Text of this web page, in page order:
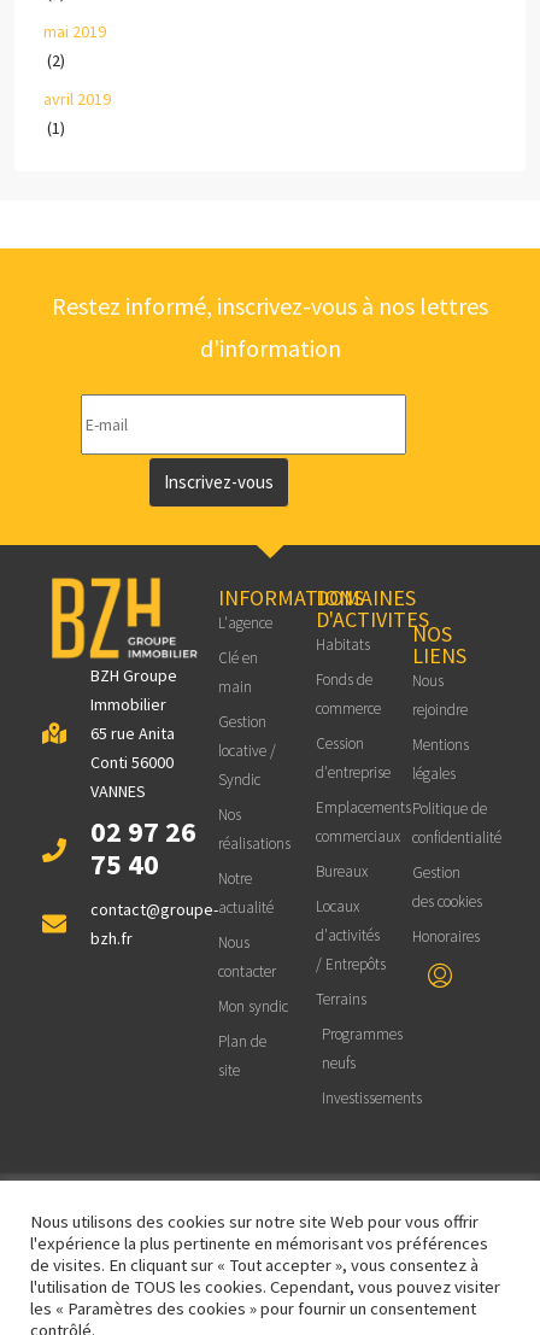
mai 2019
(2)
avril 2019
(1)
Restez informé, inscrivez-vous à nos lettres
d'information
Inscrivez-vous
BZH Groupe
Immobilier
65 rue Anita
Conti 56000
VANNES
02 97 26
75 40
contact@groupe-
bzh.fr
INFORMATIONS
L'agence
Clé en
main
Gestion
locative /
Syndic
Nos
réalisations
Notre
actualité
Nous
contacter
Mon syndic
Plan de
site
DOMAINES
D'ACTIVITES
Habitats
Fonds de
commerce
Cession
d'entreprise
Emplacements
commerciaux
Bureaux
Locaux
d'activités
/ Entrepôts
Terrains
Programmes
neufs
Investissements
NOS
LIENS
Nous
rejoindre
Mentions
légales
Politique de
confidentialité
Gestion
des cookies
Honoraires
© 2025 BZH Groupe Immobilier - Site
réalisé et maintenu parOCTOPROD |
Informatique et Web
Nous utilisons des cookies sur notre site Web pour vous offrir
l'expérience la plus pertinente en mémorisant vos préférences
de visites. En cliquant sur « Tout accepter », vous consentez à
l'utilisation de TOUS les cookies. Cependant, vous pouvez visiter
les « Paramètres des cookies » pour fournir un consentement
contrôlé.